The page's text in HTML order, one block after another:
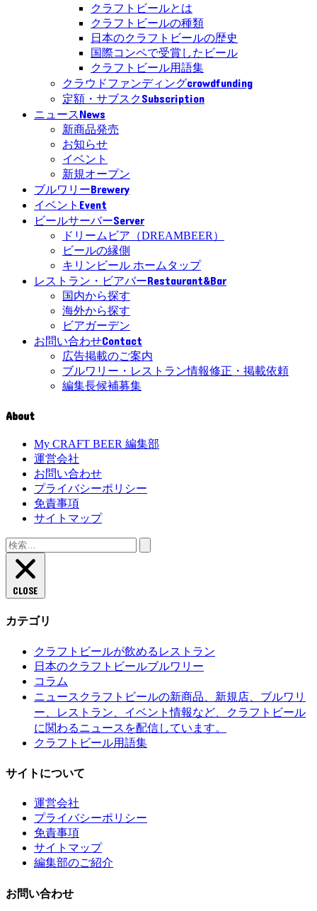
クラフトビールとは
クラフトビールの種類
日本のクラフトビールの歴史
国際コンペで受賞したビール
クラフトビール用語集
クラウドファンディングcrowdfunding
定額・サブスクSubscription
ニュースNews
新商品発売
お知らせ
イベント
新規オープン
ブルワリーBrewery
イベント Event
ビールサーバーServer
ドリームビア（DREAMBEER）
ビールの縁側
キリンビール ホームタップ
レストラン・ビアバーRestaurant&Bar
国内から探す
海外から探す
ビアガーデン
お問い合わせContact
広告掲載のご案内
ブルワリー・レストラン情報修正・掲載依頼
編集長候補募集
About
My CRAFT BEER 編集部
運営会社
お問い合わせ
プライバシーポリシー
免責事項
サイトマップ
検
索:
CLOSE
カテゴリ
クラフトビールが飲めるレストラン
日本のクラフトビールブルワリー
コラム
ニュース クラフトビールの新商品、新規店、ブルワリ
ー、レストラン、イベント情報など、クラフトビール
に関わるニュースを配信しています。
クラフトビール用語集
サイトについて
運営会社
プライバシーポリシー
免責事項
サイトマップ
編集部のご紹介
お問い合わせ